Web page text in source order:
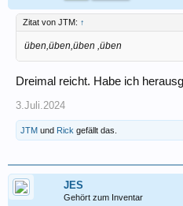
Zitat von JTM: ↑
üben,üben,üben ,üben
Dreimal reicht. Habe ich
3.Juli.2024
JTM und Rick gefällt das.
JES
Gehört zum Inventar